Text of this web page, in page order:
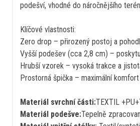
podešví, vhodné do náročnějšího
Klíčové vlastnosti:
Zero drop – přirozený postoj a
Vyšší podešev (cca 2,8 cm) –
Hrubší vzorek – vysoká trakce a
Prostorná špička – maximální
Materiál svrchní části:TEXTIL
Materiál podešve:Tepelně